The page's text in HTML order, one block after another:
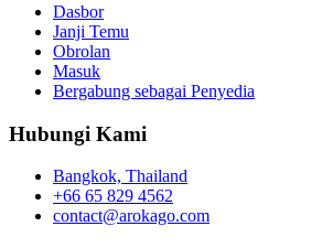
Dasbor
Janji Temu
Obrolan
Masuk
Bergabung sebagai Penyedia
Hubungi Kami
Bangkok, Thailand
+66 65 829 4562
contact@arokago.com